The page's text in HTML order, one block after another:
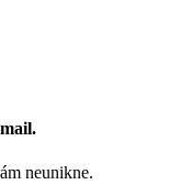
neunikne.